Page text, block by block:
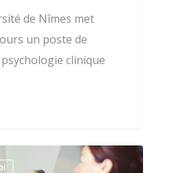
de Nîmes met
un poste de
psychologie clinique